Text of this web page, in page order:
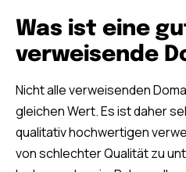
Was ist eine
verweisende
Nicht alle verweisenden
gleichen Wert. Es ist daher
qualitativ hochwertigen
von schlechter Qualität zu